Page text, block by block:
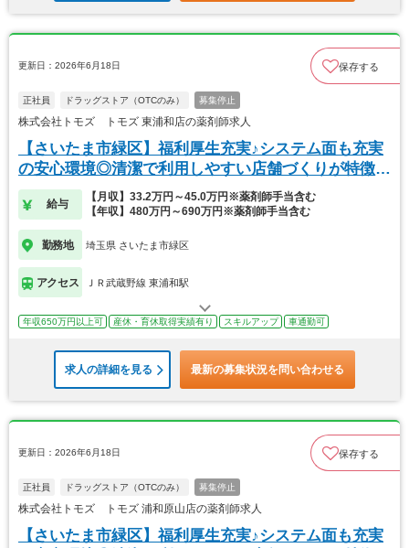
更新日：2026年6月18日 保存する
正社員 ドラッグストア（OTCのみ） 募集停止
株式会社トモズ トモズ 東浦和店の薬剤師求人
【さいたま市緑区】福利厚生充実♪システム面も充実
の安心環境◎清潔で利用しやすい店舗づくりが特徴
的！
給与
【月収】33.2万円～45.0万円※薬剤師手当含む
【年収】480万円～690万円※薬剤師手当含む
勤務地 埼玉県 さいたま市緑区
アクセス ＪＲ武蔵野線 東浦和駅
年収650万円以上可 産休・育休取得実績有り スキルアップ 車通勤可
求人の詳細を見る 最新の募集状況を問い合わせる
更新日：2026年6月18日 保存する
正社員 ドラッグストア（OTCのみ） 募集停止
株式会社トモズ トモズ 浦和原山店の薬剤師求人
【さいたま市緑区】福利厚生充実♪システム面も充実